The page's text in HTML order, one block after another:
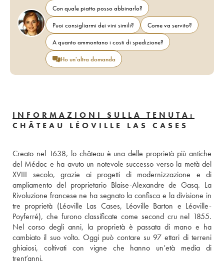
Con quale piatto posso abbinarlo?
Puoi consigliarmi dei vini simili?
Come va servito?
A quanto ammontano i costi di spedizione?
Ho un'altra domanda
INFORMAZIONI SULLA TENUTA:
CHÂTEAU LÉOVILLE LAS CASES
Creato nel 1638, lo château è una delle proprietà più antiche
del Médoc e ha avuto un notevole successo verso la metà del
XVIII secolo, grazie ai progetti di modernizzazione e di
ampliamento del proprietario Blaise-Alexandre de Gasq. La
Rivoluzione francese ne ha segnato la confisca e la divisione in
tre proprietà (Léoville Las Cases, Léoville Barton e Léoville-
Poyferré), che furono classificate come second cru nel 1855.
Nel corso degli anni, la proprietà è passata di mano e ha
cambiato il suo volto. Oggi può contare su 97 ettari di terreni
ghiaiosi, coltivati con vigne che hanno un’età media di
trent’anni.